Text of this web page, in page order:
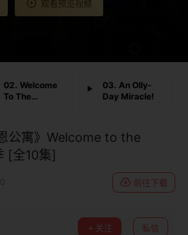
观看预览视频
02. Welcome
To The
03. An Olly-
Day Miracle!
公寓》Welcome to the
[全10集]
前往下载
关注 私信